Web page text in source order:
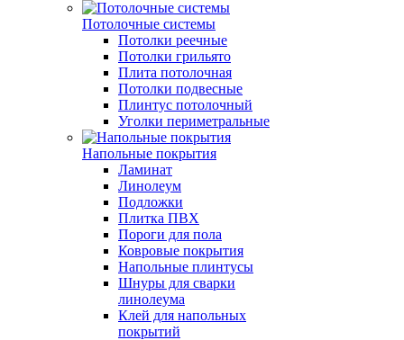
Потолочные системы
Потолки реечные
Потолки грильято
Плита потолочная
Потолки подвесные
Плинтус потолочный
Уголки периметральные
Напольные покрытия
Ламинат
Линолеум
Подложки
Плитка ПВХ
Пороги для пола
Ковровые покрытия
Напольные плинтусы
Шнуры для сварки
линолеума
Клей для напольных
покрытий